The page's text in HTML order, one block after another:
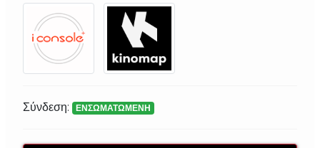
Σύνδεση: ΕΝΣΩΜΑΤΩΜΕΝΗ